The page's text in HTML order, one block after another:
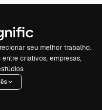
seu melhor trabalho.
criativos, empresas,